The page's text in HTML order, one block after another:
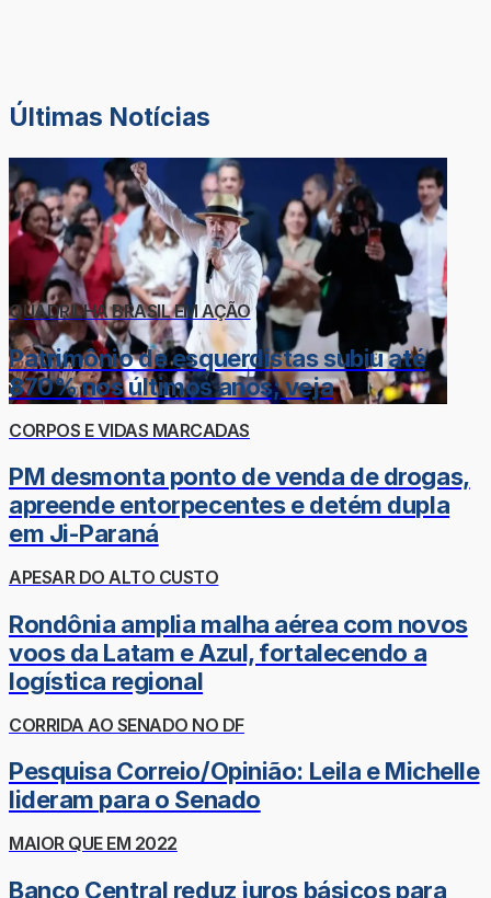
Últimas Notícias
QUADRILHA BRASIL EM AÇÃO
Patrimônio de esquerdistas subiu até
870% nos últimos anos; veja
CORPOS E VIDAS MARCADAS
PM desmonta ponto de venda de drogas,
apreende entorpecentes e detém dupla
em Ji-Paraná
APESAR DO ALTO CUSTO
Rondônia amplia malha aérea com novos
voos da Latam e Azul, fortalecendo a
logística regional
CORRIDA AO SENADO NO DF
Pesquisa Correio/Opinião: Leila e Michelle
lideram para o Senado
MAIOR QUE EM 2022
Banco Central reduz juros básicos para